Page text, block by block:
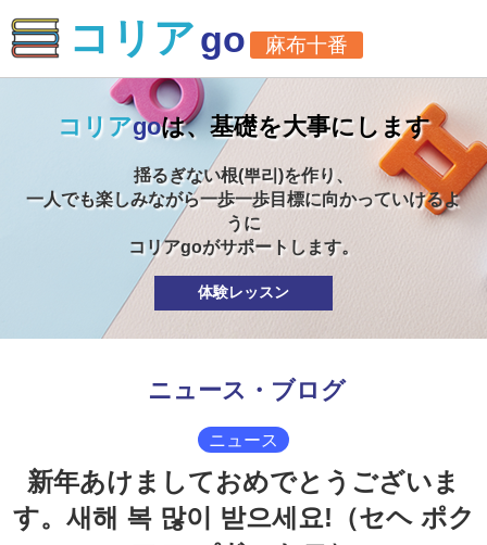
コリアgo 麻布十番
コリアgoは、基礎を大事にします
揺るぎない根(뿌리)を作り、
一人でも楽しみながら一歩一歩目標に向かっていけるよ
うに
コリアgoがサポートします。
体験レッスン
ニュース・ブログ
ニュース
新年あけましておめでとうございま
す。새해 복 많이 받으세요!（セヘ ポク